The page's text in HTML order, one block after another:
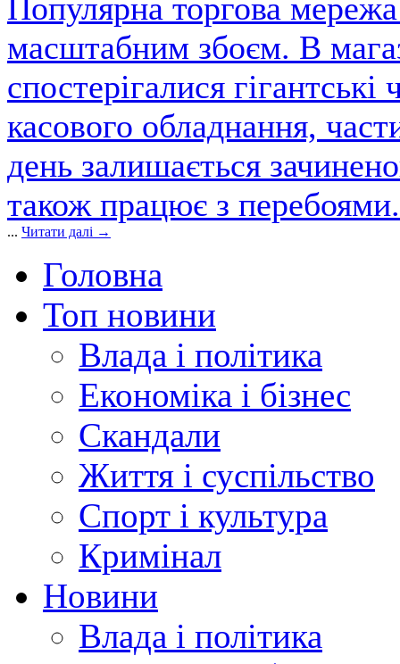
Популярна торгова
масштабним збоєм. В
спостерігалися
касового обладнання,
день залишається
також працює з
... Читати далі →
Головна
Топ новини
Влада і політика
Економіка і бізнес
Скандали
Життя і суспільство
Спорт і культура
Кримінал
Новини
Влада і політика